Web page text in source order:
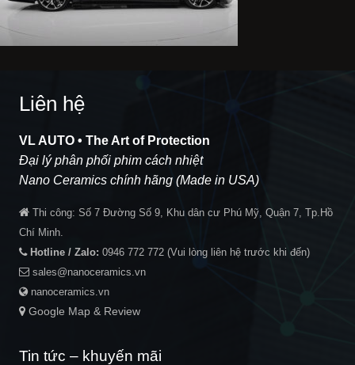
Liên hệ
VL AUTO • The Art of Protection
Đại lý phân phối phim cách nhiệt
Nano Ceramics chính hãng (Made in USA)
Thi công: Số 7 Đường Số 9, Khu dân cư Phú Mỹ, Quận 7, Tp.Hồ
Chí Minh.
Hotline / Zalo: 0946 772 772 (Vui lòng liên hệ trước khi đến)
sales@nanoceramics.vn
nanoceramics.vn
Google Map & Review
Tin tức – khuyến mãi